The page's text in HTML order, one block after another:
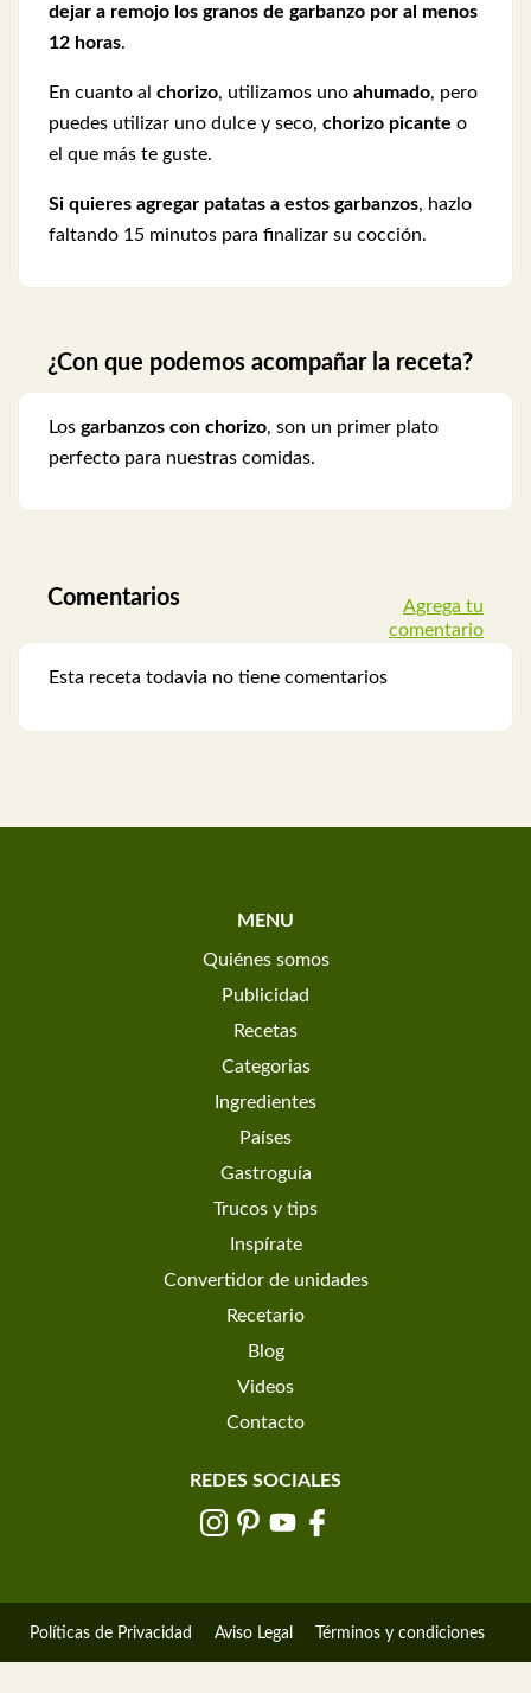
dejar a remojo los granos de garbanzo por al menos
12 horas.
En cuanto al chorizo, utilizamos uno ahumado, pero
puedes utilizar uno dulce y seco, chorizo picante o
el que más te guste.
Si quieres agregar patatas a estos garbanzos, hazlo
faltando 15 minutos para finalizar su cocción.
¿Con que podemos acompañar la receta?
Los garbanzos con chorizo, son un primer plato
perfecto para nuestras comidas.
Comentarios
Agrega tu
comentario
Esta receta todavia no tiene comentarios
MENU
Quiénes somos
Publicidad
Recetas
Categorias
Ingredientes
Países
Gastroguía
Trucos y tips
Inspírate
Convertidor de unidades
Recetario
Blog
Videos
Contacto
REDES SOCIALES
Políticas de Privacidad Aviso Legal Términos y condiciones